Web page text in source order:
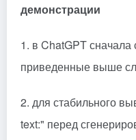
демонстрации
1. в ChatGPT сначала
приведенные выше
2. для стабильного
text:" перед